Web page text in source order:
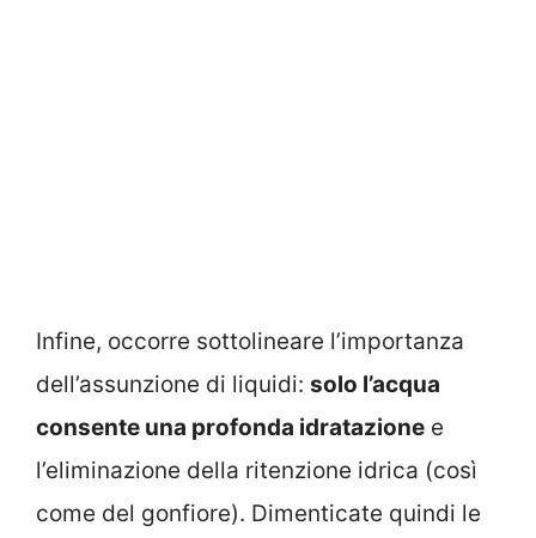
Infine, occorre sottolineare l’importanza
dell’assunzione di liquidi: solo l’acqua
consente una profonda idratazione e
l’eliminazione della ritenzione idrica (così
come del gonfiore). Dimenticate quindi le